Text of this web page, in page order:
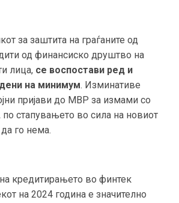
заштита на граѓаните од
од финансиско друштво на
лица, се воспостави ред и
на минимум. Изминативе
пријави до МВР за измами со
по стапувањето во сила на новиот
го нема.
во финтек
на 2024 година е значително